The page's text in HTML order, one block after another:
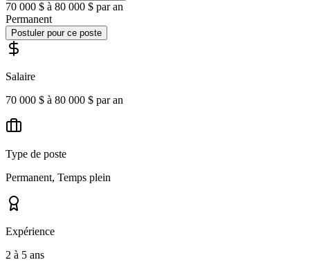
70 000 $ à 80 000 $ par an
Permanent
Postuler pour ce poste
Salaire
70 000 $ à 80 000 $ par an
Type de poste
Permanent, Temps plein
Expérience
2 à 5 ans